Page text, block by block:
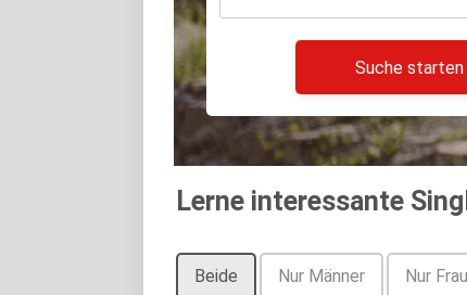
Suche starten
Lerne interessante
Beide Nur Männer Nur